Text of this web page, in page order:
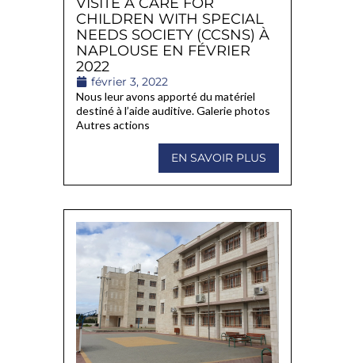
CHILDREN WITH SPECIAL
NEEDS SOCIETY (CCSNS) À
NAPLOUSE EN FÉVRIER
2022
février 3, 2022
Nous leur avons apporté du matériel
destiné à l’aide auditive. Galerie photos
Autres actions
EN SAVOIR PLUS